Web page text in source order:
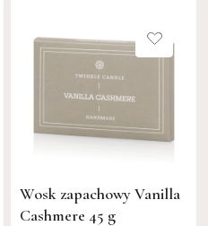
Wosk zapachowy Vanilla
Cashmere 45 g